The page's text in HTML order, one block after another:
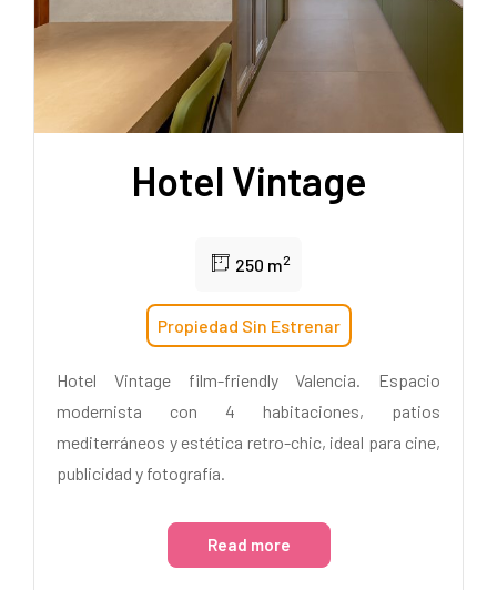
Hotel Vintage
250 m2
Propiedad Sin Estrenar
Hotel Vintage film-friendly Valencia. Espacio
modernista con 4 habitaciones, patios
mediterráneos y estética retro-chic, ideal para cine,
publicidad y fotografía.
Read more